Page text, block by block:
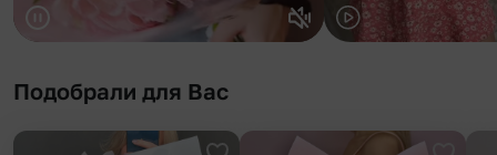
Подобрали для Вас